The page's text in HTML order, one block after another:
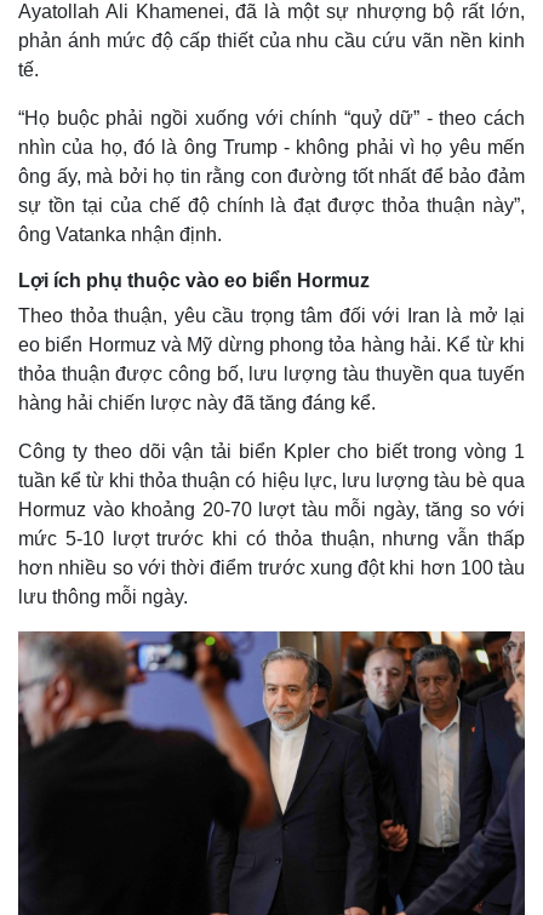
Ayatollah Ali Khamenei, đã là một sự nhượng bộ rất lớn,
phản ánh mức độ cấp thiết của nhu cầu cứu vãn nền kinh
tế.
“Họ buộc phải ngồi xuống với chính “quỷ dữ” - theo cách
nhìn của họ, đó là ông Trump - không phải vì họ yêu mến
ông ấy, mà bởi họ tin rằng con đường tốt nhất để bảo đảm
sự tồn tại của chế độ chính là đạt được thỏa thuận này”,
ông Vatanka nhận định.
Lợi ích phụ thuộc vào eo biển Hormuz
Theo thỏa thuận, yêu cầu trọng tâm đối với Iran là mở lại
eo biển Hormuz và Mỹ dừng phong tỏa hàng hải. Kể từ khi
thỏa thuận được công bố, lưu lượng tàu thuyền qua tuyến
hàng hải chiến lược này đã tăng đáng kể.
Công ty theo dõi vận tải biển Kpler cho biết trong vòng 1
tuần kể từ khi thỏa thuận có hiệu lực, lưu lượng tàu bè qua
Hormuz vào khoảng 20-70 lượt tàu mỗi ngày, tăng so với
mức 5-10 lượt trước khi có thỏa thuận, nhưng vẫn thấp
hơn nhiều so với thời điểm trước xung đột khi hơn 100 tàu
lưu thông mỗi ngày.